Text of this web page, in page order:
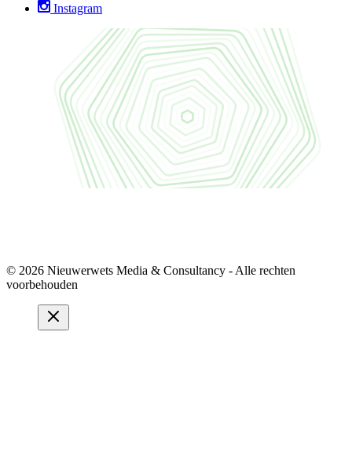
Instagram
© 2026 Nieuwerwets Media & Consultancy - Alle rechten
voorbehouden